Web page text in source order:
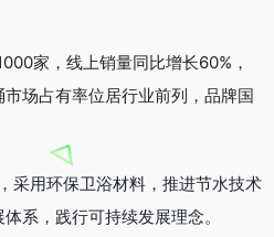
家，线上销量同比增长60%，
场占有率位居行业前列，品牌国
采用环保卫浴材料，推进节水技术
系，践行可持续发展理念。